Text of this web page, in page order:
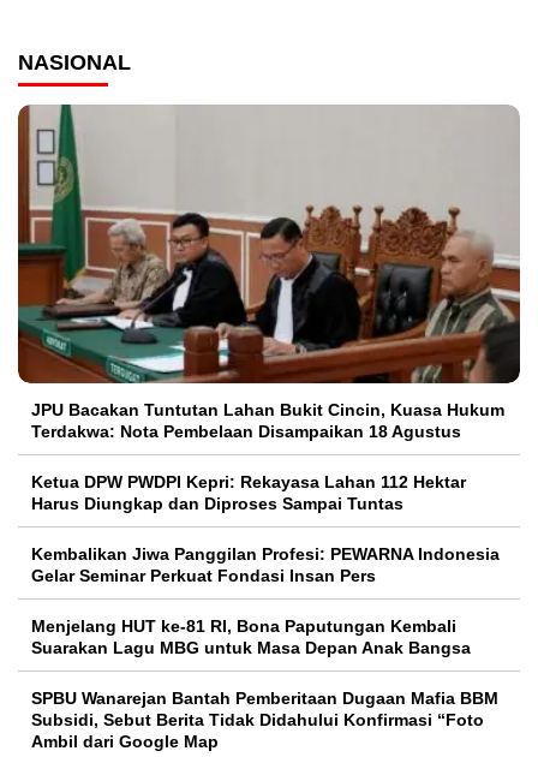
NASIONAL
JPU Bacakan Tuntutan Lahan Bukit Cincin, Kuasa Hukum
Terdakwa: Nota Pembelaan Disampaikan 18 Agustus
Ketua DPW PWDPI Kepri: Rekayasa Lahan 112 Hektar
Harus Diungkap dan Diproses Sampai Tuntas
Kembalikan Jiwa Panggilan Profesi: PEWARNA Indonesia
Gelar Seminar Perkuat Fondasi Insan Pers
Menjelang HUT ke-81 RI, Bona Paputungan Kembali
Suarakan Lagu MBG untuk Masa Depan Anak Bangsa
SPBU Wanarejan Bantah Pemberitaan Dugaan Mafia BBM
Subsidi, Sebut Berita Tidak Didahului Konfirmasi “Foto
Ambil dari Google Map